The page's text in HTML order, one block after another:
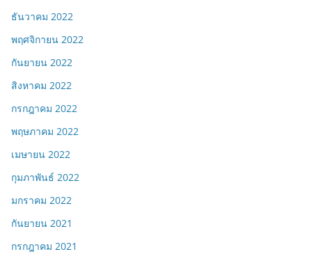
ธันวาคม 2022
พฤศจิกายน 2022
กันยายน 2022
สิงหาคม 2022
กรกฎาคม 2022
พฤษภาคม 2022
เมษายน 2022
กุมภาพันธ์ 2022
มกราคม 2022
กันยายน 2021
กรกฎาคม 2021